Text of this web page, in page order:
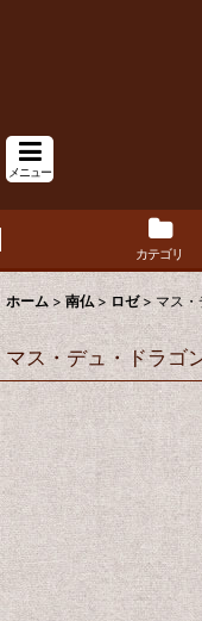
メニュー
カテゴリ
ホーム > 南仏 > ロゼ > マス
マス・デュ・ドラ